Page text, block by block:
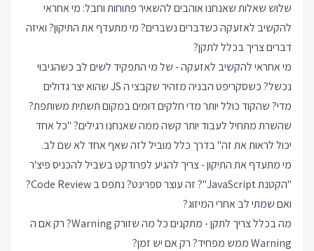
שלוש שאלות שאנחנו אוהבים להשאיר פתוחות וחבל: מי אחראי
להקשיב לאזעקה כשדברים נשברים? מי מתעדף את התיקון? ואיזה
דברים צריך בכלל לתקן?
מי אחראי להקשיב לאזעקה - של מי התפקיד לשים לב כשהגיבוי
נכשל? כשסקריפט הבניה מזהיר שקבצי ה JS שהוא יצר גדולים
מדי? שהקוד כולל יותר מדי חלקים דומים במקום תשתית משותפת?
שהשרת מתחיל לעבוד יותר קשה ממה שאנחנו רגילים? "כל אחד
יכול לראות את זה" בדרך כלל מוביל לזה שאף אחד לא שם לב.
מי מתעדף את התיקון - צריך להגיע לפרודקט בשביל להכניס פיצ'ר
"הקטנת JavaScript"? זה עוצר ספרינט? נתפס ב Code Review?
ואם שמתי לב אחרי המיזוג?
מה בכלל צריך לתקן - מתקנים כל מה שזורק Warning? רק אם ה
Warning ממש מפחיד? רק אם יש זמן?